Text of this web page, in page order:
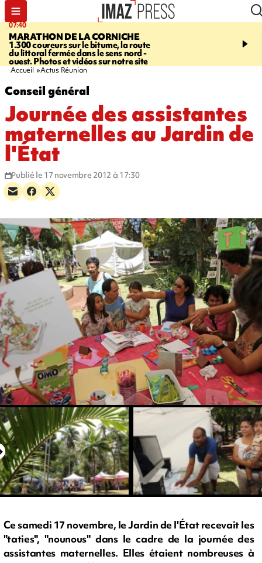
07:40
MARATHON DE LA CORNICHE
1.300 coureurs sur le bitume, la route
du littoral fermée dans le sens nord -
ouest. Photos et vidéos sur notre site
10:33
l’enfance - une
Accueil Actus Réunion
Conseil général
Journée des assistantes
maternelles au Jardin de
l'État
Publié le 17 novembre 2012 à 17:30
Ce samedi 17 novembre, le Jardin de l'État recevait les
"taties", "nounous" dans le cadre de la journée des
assistantes maternelles. Elles étaient nombreuses à